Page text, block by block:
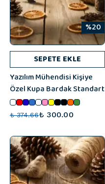
%20
SEPETE EKLE
Yazılım Mühendisi Kişiye
Özel Kupa Bardak Standart
₺ 374.66₺ 300.00